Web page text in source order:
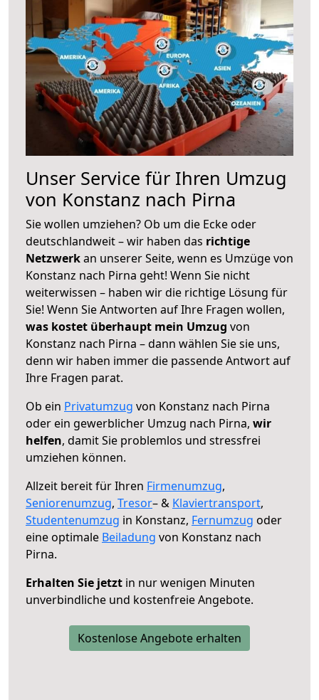
Unser Service für Ihren Umzug
von Konstanz nach Pirna
Sie wollen umziehen? Ob um die Ecke oder
deutschlandweit – wir haben das richtige
Netzwerkan unserer Seite, wenn es Umzüge von
Konstanz nach Pirna geht! Wenn Sie nicht
weiterwissen – haben wir die richtige Lösung für
Sie! Wenn Sie Antworten auf Ihre Fragen wollen,
was kostet überhaupt mein Umzug von
Konstanz nach Pirna – dann wählen Sie sie uns,
denn wir haben immer die passende Antwort auf
Ihre Fragen parat.
Ob ein Privatumzug von Konstanz nach Pirna
oder ein gewerblicher Umzug nach Pirna, wir
helfen, damit Sie problemlos und stressfrei
umziehen können.
Allzeit bereit für Ihren Firmenumzug,
Seniorenumzug, Tresor– & Klaviertransport,
Studentenumzug in Konstanz, Fernumzug oder
eine optimale Beiladung von Konstanz nach
Pirna.
Erhalten Sie jetzt in nur wenigen Minuten
unverbindliche und kostenfreie Angebote.
Kostenlose Angebote erhalten